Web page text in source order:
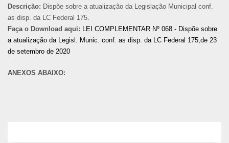
Descrição: Dispõe sobre a atualização da Legislação Municipal conf.
as disp. da LC Federal 175.
Faça o Download aqui: LEI COMPLEMENTAR Nº 068 - Dispõe sobre
a atualização da Legisl. Munic. conf. as disp. da LC Federal 175,de 23
de setembro de 2020
ANEXOS ABAIXO: